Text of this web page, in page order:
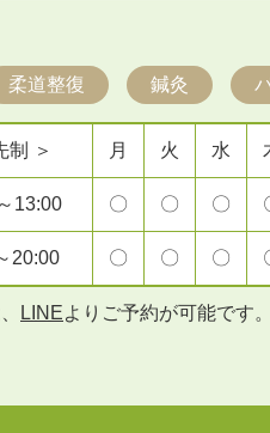
柔道整復 鍼灸
制 ＞ 月 火 水
13:00 〇 〇 〇
20:00 〇 〇 〇
LINEよりご予約が可能です。